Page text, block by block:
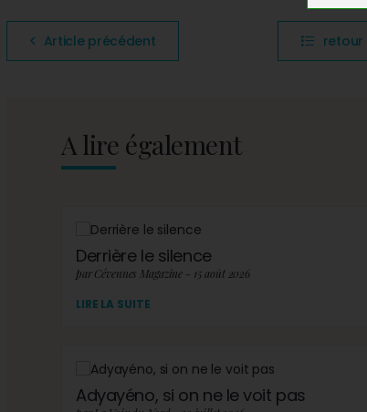
Article précédent retour
A lire également
Derrière le silence
par Cévennes Magazine - 15 août 2026
LIRE LA SUITE
Adyayéno, si on ne le voit pas